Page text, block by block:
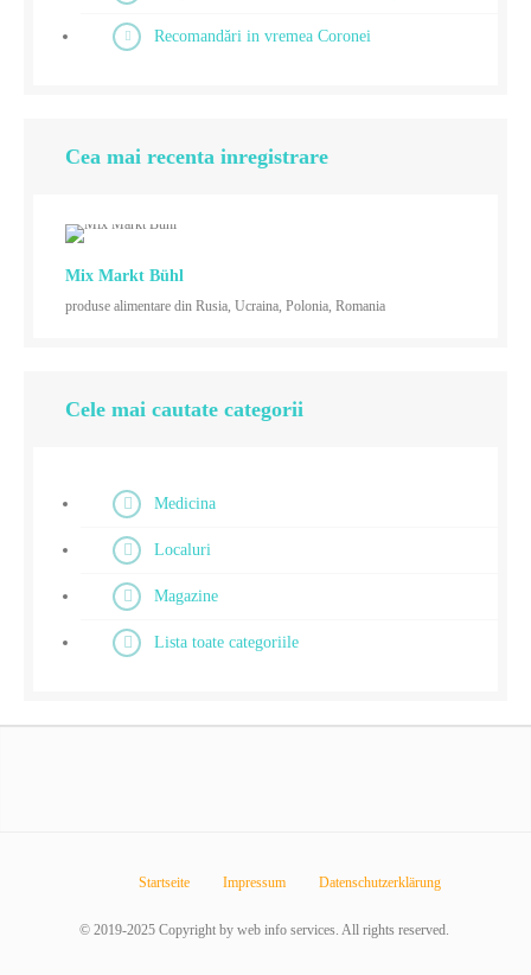
Recomandări in vremea Coronei
Cea mai recenta inregistrare
Mix Markt Bühl
produse alimentare din Rusia, Ucraina, Polonia, Romania
Cele mai cautate categorii
Medicina
Localuri
Magazine
Lista toate categoriile
Startseite Impressum Datenschutzerklärung
© 2019-2025 Copyright by web info services. All rights reserved.